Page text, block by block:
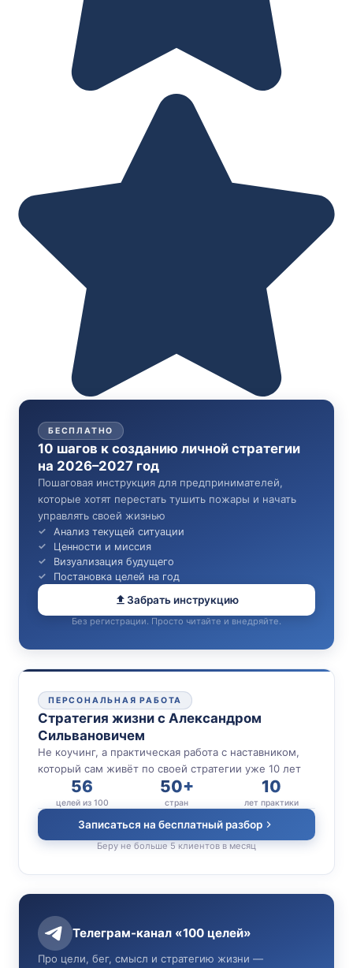
БЕСПЛАТНО
10 шагов к созданию личной стратегии
на 2026–2027 год
Пошаговая инструкция для предпринимателей,
которые хотят перестать тушить пожары и начать
управлять своей жизнью
Анализ текущей ситуации
Ценности и миссия
Визуализация будущего
Постановка целей на год
Забрать инструкцию
Без регистрации. Просто читайте и внедряйте.
ПЕРСОНАЛЬНАЯ РАБОТА
Стратегия жизни с Александром
Сильвановичем
Не коучинг, а практическая работа с наставником,
который сам живёт по своей стратегии уже 10 лет
56
целей из 100
50+
стран
10
лет практики
Записаться на бесплатный разбор
Беру не больше 5 клиентов в месяц
Телеграм-канал «100 целей»
Про цели, бег, смысл и стратегию жизни —